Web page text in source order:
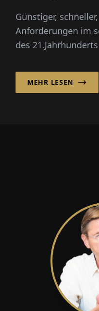
Günstiger,
Anforderungen im
des
MEHR LESEN